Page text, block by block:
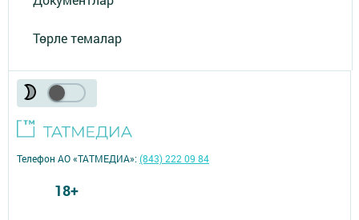
Төрле темалар
Телефон АО «ТАТМЕДИА»:(843) 222 09 84
18+